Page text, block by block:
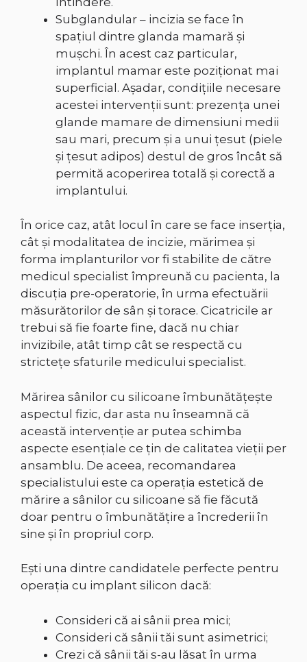
Subglandular – incizia se face în
spațiul dintre glanda mamară și
mușchi. În acest caz particular,
implantul mamar este poziţionat mai
superficial. Aşadar, condițiile necesare
acestei intervenţii sunt: prezenţa unei
glande mamare de dimensiuni medii
sau mari, precum şi a unui ţesut (piele
şi ţesut adipos) destul de gros încât să
permită acoperirea totală şi corectă a
implantului.
În orice caz, atât locul în care se face inserţia,
cât şi modalitatea de incizie, mărimea şi
forma implanturilor vor fi stabilite de către
medicul specialist împreună cu pacienta, la
discuţia pre-operatorie, în urma efectuării
măsurătorilor de sân şi torace. Cicatricile ar
trebui să fie foarte fine, dacă nu chiar
invizibile, atât timp cât se respectă cu
stricteţe sfaturile medicului specialist.
Mărirea sânilor cu silicoane îmbunătăţeşte
aspectul fizic, dar asta nu înseamnă că
această intervenţie ar putea schimba
aspecte esenţiale ce ţin de calitatea vieţii per
ansamblu. De aceea, recomandarea
specialistului este ca operaţia estetică de
mărire a sânilor cu silicoane să fie făcută
doar pentru o îmbunătăţire a încrederii în
sine şi în propriul corp.
Ești una dintre candidatele perfecte pentru
operaţia cu implant silicon dacă:
Consideri că ai sânii prea mici;
Consideri că sânii tăi sunt asimetrici;
Crezi că sânii tăi s-au lăsat în urma